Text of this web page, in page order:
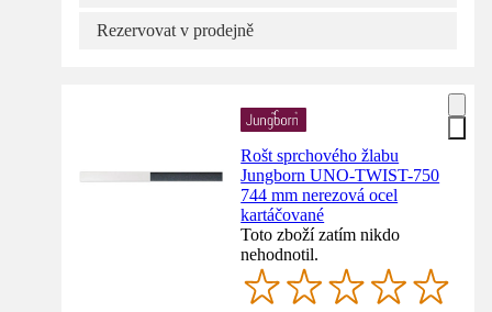
Rezervovat v prodejně
Rošt sprchového žlabu
Jungborn UNO-TWIST-750
744 mm nerezová ocel
kartáčované
Toto zboží zatím nikdo
nehodnotil.